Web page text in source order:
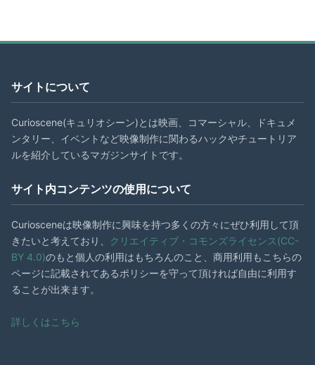
サイトについて
Curioscene(キュリオシーン)とは映画、コマーシャル、ドキュメ
ンタリー、イベントなど映像制作に関わるハックやチュートリア
ルを紹介しているマガジンサイトです。
サイト内コンテンツの使用について
Curiosceneは映像制作に興味を持つ多くの方々にぜひ利用して頂
きたいと考えており、
クリエイティブ・コモンズライセンス(CC-
BY 4.0)のもと個人の利用はもちろんのこと、商用利用もこちらの
ページに記載されてあるポリシーを守って頂ければ自由に利用す
ることが出来ます。
詳しくはこちら